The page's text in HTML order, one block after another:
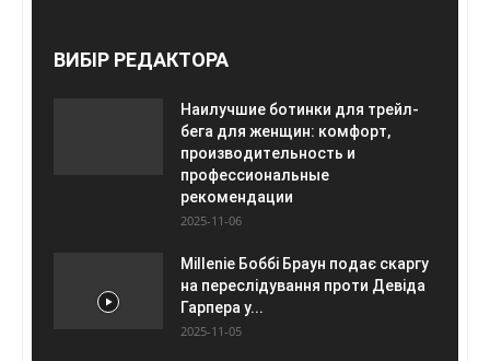
ВИБІР РЕДАКТОРА
Наилучшие ботинки для трейл-
бега для женщин: комфорт,
производительность и
профессиональные
рекомендации
2025-11-06
Millenie Боббі Браун подає скаргу
на переслідування проти Девіда
Гарпера у...
2025-11-05